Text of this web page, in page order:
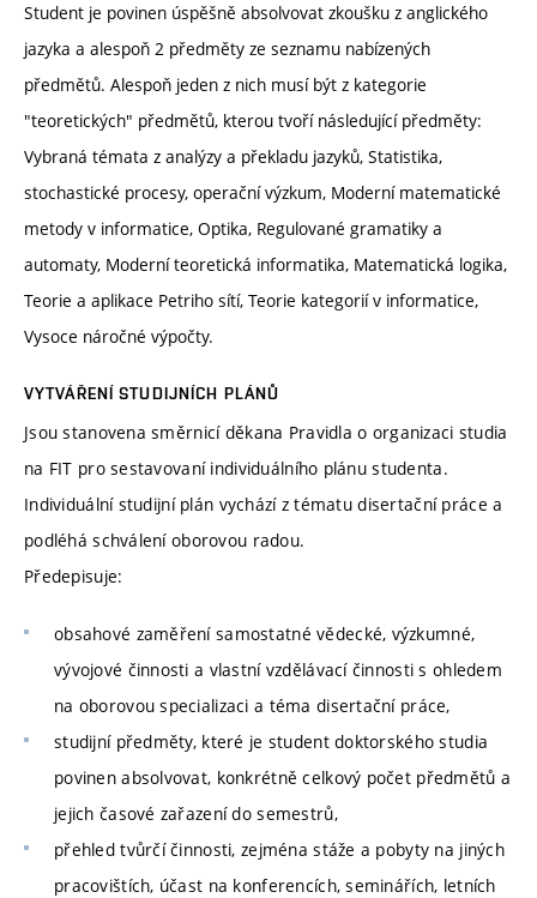
Student je povinen úspěšně absolvovat zkoušku z anglického
jazyka a alespoň 2 předměty ze seznamu nabízených
předmětů. Alespoň jeden z nich musí být z kategorie
"teoretických" předmětů, kterou tvoří následující předměty:
Vybraná témata z analýzy a překladu jazyků, Statistika,
stochastické procesy, operační výzkum, Moderní matematické
metody v informatice, Optika, Regulované gramatiky a
automaty, Moderní teoretická informatika, Matematická logika,
Teorie a aplikace Petriho sítí, Teorie kategorií v informatice,
Vysoce náročné výpočty.
VYTVÁŘENÍ STUDIJNÍCH PLÁNŮ
Jsou stanovena směrnicí děkana Pravidla o organizaci studia
na FIT pro sestavovaní individuálního plánu studenta.
Individuální studijní plán vychází z tématu disertační práce a
podléhá schválení oborovou radou.
Předepisuje:
obsahové zaměření samostatné vědecké, výzkumné,
vývojové činnosti a vlastní vzdělávací činnosti s ohledem
na oborovou specializaci a téma disertační práce,
studijní předměty, které je student doktorského studia
povinen absolvovat, konkrétně celkový počet předmětů a
jejich časové zařazení do semestrů,
přehled tvůrčí činnosti, zejména stáže a pobyty na jiných
pracovištích, účast na konferencích, seminářích, letních